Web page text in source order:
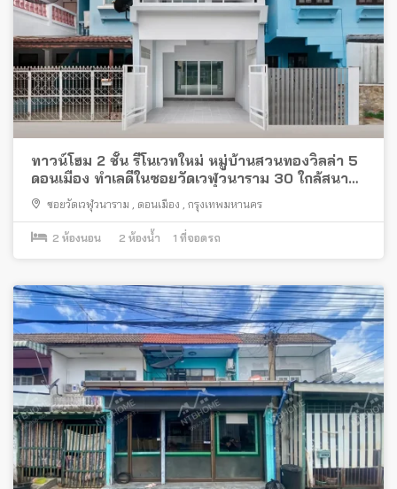
ทาวน์โฮม 2 ชั้น รีโนเวทใหม่ หมู่บ้านสวนทองวิลล่า 5
ดอนเมือง ทำเลดีในซอยวัดเวฬุวนาราม 30 ใกล้สนาม
บินดอนเมือง
ซอยวัดเวฬุวนาราม ดอนเมือง กรุงเทพมหานคร
2 ห้องนอน 2 ห้องน้ำ 1 ที่จอดรถ